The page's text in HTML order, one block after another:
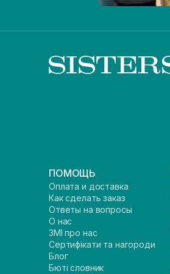
ПОМОЩЬ
Оплата и доставка
Как сделать заказ
Ответы на вопросы
О нас
ЗМІ про нас
Сертифікати та нагороди
Блог
Бюті словник